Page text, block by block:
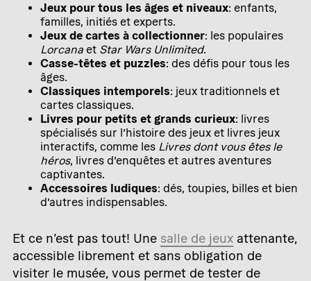
Jeux pour tous les âges et niveaux: enfants,
familles, initiés et experts.
Jeux de cartes à collectionner: les populaires
Lorcana et Star Wars Unlimited.
Casse-têtes et puzzles: des défis pour tous les
âges.
Classiques intemporels: jeux traditionnels et
cartes classiques.
Livres pour petits et grands curieux: livres
spécialisés sur l’histoire des jeux et livres jeux
interactifs, comme les Livres dont vous êtes le
héros, livres d’enquêtes et autres aventures
captivantes.
Accessoires ludiques: dés, toupies, billes et bien
d’autres indispensables.
Et ce n’est pas tout! Une salle de jeux attenante,
accessible librement et sans obligation de
visiter le musée, vous permet de tester de